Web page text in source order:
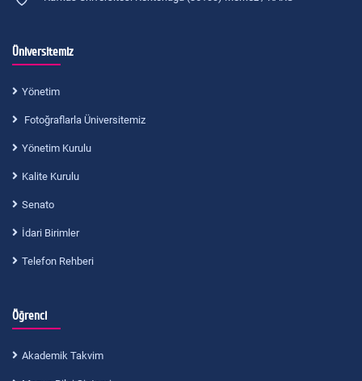
Üniversitemiz
Yönetim
Fotoğraflarla Üniversitemiz
Yönetim Kurulu
Kalite Kurulu
Senato
İdari Birimler
Telefon Rehberi
Öğrenci
Akademik Takvim